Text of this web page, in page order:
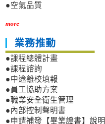
●空氣品質
more
業務推動
●課程總體計畫
●課程諮詢
●中途離校填報
●員工協助方案
●職業安全衛生管理
●內部控制聲明書
●申請補發【畢業證書】說明